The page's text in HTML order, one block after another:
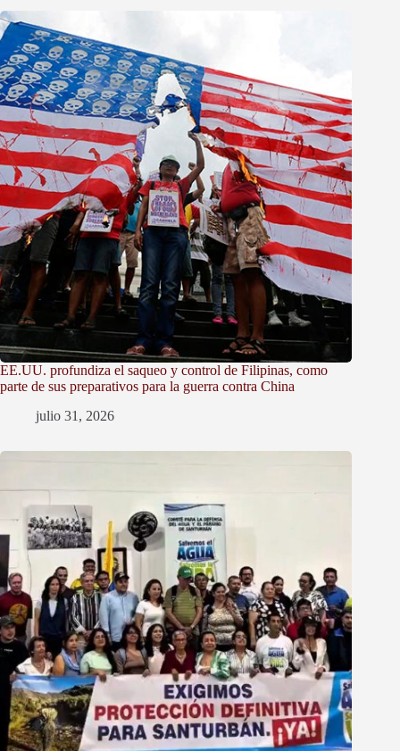
EE.UU. profundiza el saqueo y control de Filipinas, como
parte de sus preparativos para la guerra contra China
julio 31, 2026